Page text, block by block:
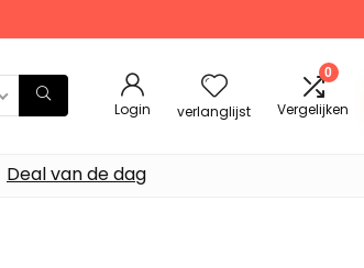
Login verlanglijst
0
Vergelijken
Deal van de dag